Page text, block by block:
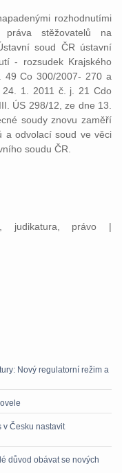
rozhodnutími
stěžovatelů na
soud ČR ústavní
- rozsudek Krajského
Co 300/2007- 270 a
24. 1. 2011 č. j. 21 Cdo
ÚS 298/12, ze dne 13.
soudy znovu zaměří
a odvolací soud ve věci
soudu ČR.
judikatura, právo |
Nový regulatorní režim a
v Česku nastavit
důvod obávat se nových